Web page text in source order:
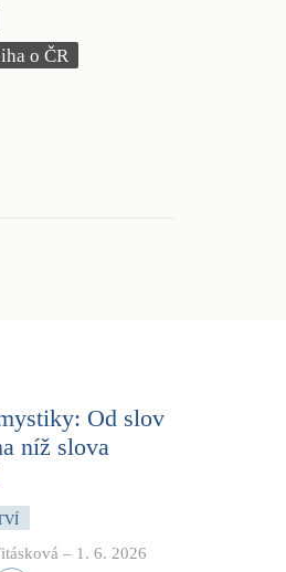
o ČR
Od slov
níž slova
– 1. 6. 2026